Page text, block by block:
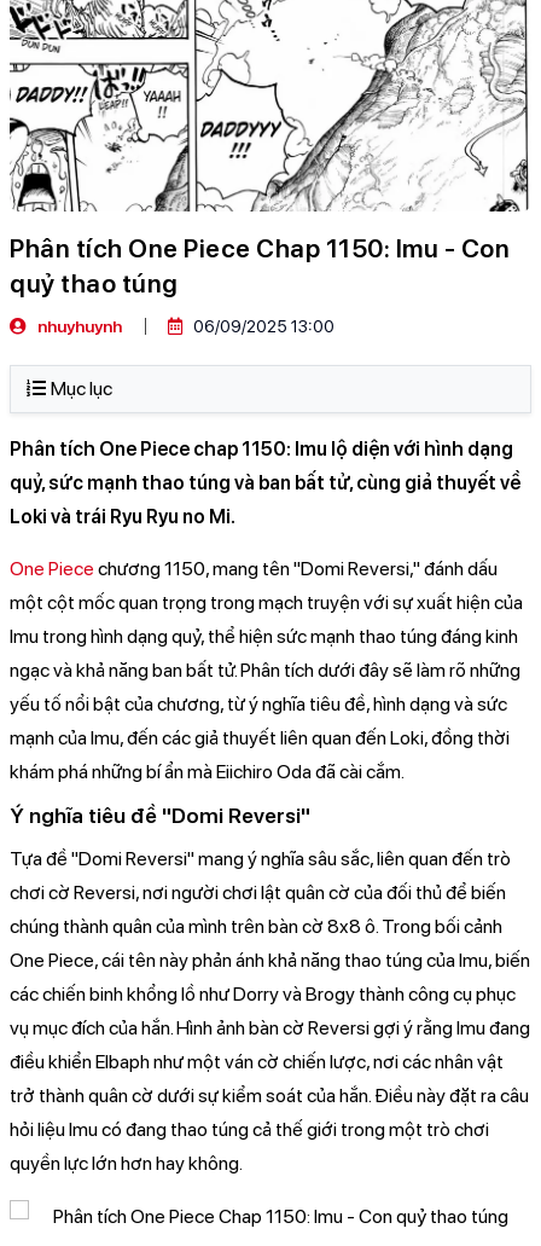
Phân tích One Piece Chap 1150: Imu - Con
quỷ thao túng
nhuyhuynh 06/09/2025 13:00
Mục lục
Phân tích One Piece chap 1150: Imu lộ diện với hình dạng
quỷ, sức mạnh thao túng và ban bất tử, cùng giả thuyết về
Loki và trái Ryu Ryu no Mi.
One Piece chương 1150, mang tên "Domi Reversi," đánh dấu
một cột mốc quan trọng trong mạch truyện với sự xuất hiện của
Imu trong hình dạng quỷ, thể hiện sức mạnh thao túng đáng kinh
ngạc và khả năng ban bất tử. Phân tích dưới đây sẽ làm rõ những
yếu tố nổi bật của chương, từ ý nghĩa tiêu đề, hình dạng và sức
mạnh của Imu, đến các giả thuyết liên quan đến Loki, đồng thời
khám phá những bí ẩn mà Eiichiro Oda đã cài cắm.
Ý nghĩa tiêu đề "Domi Reversi"
Tựa đề "Domi Reversi" mang ý nghĩa sâu sắc, liên quan đến trò
chơi cờ Reversi, nơi người chơi lật quân cờ của đối thủ để biến
chúng thành quân của mình trên bàn cờ 8x8 ô. Trong bối cảnh
One Piece, cái tên này phản ánh khả năng thao túng của Imu, biến
các chiến binh khổng lồ như Dorry và Brogy thành công cụ phục
vụ mục đích của hắn. Hình ảnh bàn cờ Reversi gợi ý rằng Imu đang
điều khiển Elbaph như một ván cờ chiến lược, nơi các nhân vật
trở thành quân cờ dưới sự kiểm soát của hắn. Điều này đặt ra câu
hỏi liệu Imu có đang thao túng cả thế giới trong một trò chơi
quyền lực lớn hơn hay không.